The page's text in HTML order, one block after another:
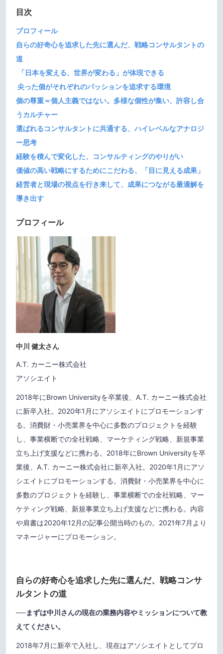
目次
プロフィール
自らの好奇心を追求した先に選んだ、戦略コンサルタントの
道
「日本を変える、世界が変わる」が体現できる
尖った個がそれぞれのパッションを追求する環境
個の尊重＝個人主義ではない。多様な個性が集い、許容し合
うカルチャー
選ばれるコンサルタントに共通する、ハイレベルなアナロジ
ー思考
経験を積んで変化した、コンサルティングのやりがい
価値の高い戦略にするためにこだわる、「目に見える成果」
経営者と現場の視点を行き来して、成果につながる最適解を
導き出す
プロフィール
中川 健太さん
A.T. カーニー株式会社
アソシエイト
2018年にBrown Universityを卒業後、A.T. カーニー株式会社
に新卒入社。2020年1月にアソシエイトにプロモーションす
る。消費財・小売業界を中心に多数のプロジェクトを経験
し、事業横断での全社戦略、マーケティング戦略、新規事業
立ち上げ支援などに携わる。2018年にBrown Universityを卒
業後、A.T. カーニー株式会社に新卒入社。2020年1月にアソ
シエイトにプロモーションする。消費財・小売業界を中心に
多数のプロジェクトを経験し、事業横断での全社戦略、マー
ケティング戦略、新規事業立ち上げ支援などに携わる。内容
や肩書は2020年12月の記事公開当時のもの。2021年7月より
マネージャーにプロモーション。
自らの好奇心を追求した先に選んだ、戦略コンサ
ルタントの道
──まずは中川さんの現在の業務内容やミッションについて教
えてください。
2018年7月に新卒で入社し、現在はアソシエイトとしてプロ